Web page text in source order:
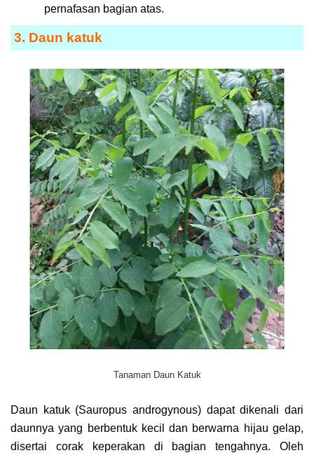
pernafasan bagian atas.
3. Daun katuk
Tanaman Daun Katuk
Daun katuk (Sauropus androgynous) dapat dikenali dari
daunnya yang berbentuk kecil dan berwarna hijau gelap,
disertai corak keperakan di bagian tengahnya. Oleh